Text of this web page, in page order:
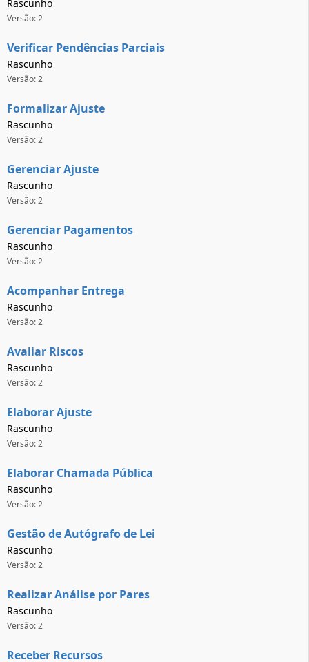
Rascunho
Versão: 2
Verificar Pendências Parciais
Rascunho
Versão: 2
Formalizar Ajuste
Rascunho
Versão: 2
Gerenciar Ajuste
Rascunho
Versão: 2
Gerenciar Pagamentos
Rascunho
Versão: 2
Acompanhar Entrega
Rascunho
Versão: 2
Avaliar Riscos
Rascunho
Versão: 2
Elaborar Ajuste
Rascunho
Versão: 2
Elaborar Chamada Pública
Rascunho
Versão: 2
Gestão de Autógrafo de Lei
Rascunho
Versão: 2
Realizar Análise por Pares
Rascunho
Versão: 2
Receber Recursos